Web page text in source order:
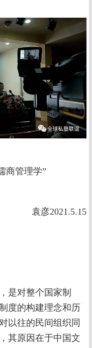
商管理学”
袁彦2021.5.15
是对整个国家制
度的构建理念和历
以往的民间组织同
其原因在于中国文